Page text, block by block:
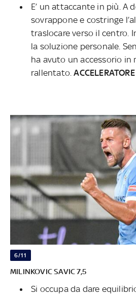
E’ un attaccante in più. A
sovrappone e costringe
traslocare verso il centro.
la soluzione personale.
ha avuto un accessorio in
rallentato.ACCELERATORE
6/11
MILINKOVIC SAVIC 7,5
Si occupa da dare